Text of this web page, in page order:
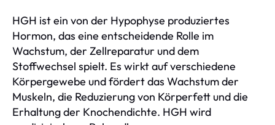
HGH ist ein von der Hypophyse produziertes
Hormon, das eine entscheidende Rolle im
Wachstum, der Zellreparatur und dem
Stoffwechsel spielt. Es wirkt auf verschiedene
Körpergewebe und fördert das Wachstum der
Muskeln, die Reduzierung von Körperfett und die
Erhaltung der Knochendichte. HGH wird